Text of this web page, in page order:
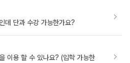
데 단과 수강 가능한가요?
이용 할 수 있나요? (입학 가능한